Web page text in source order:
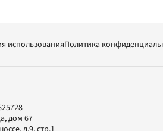
использованияПолитика
дом 67